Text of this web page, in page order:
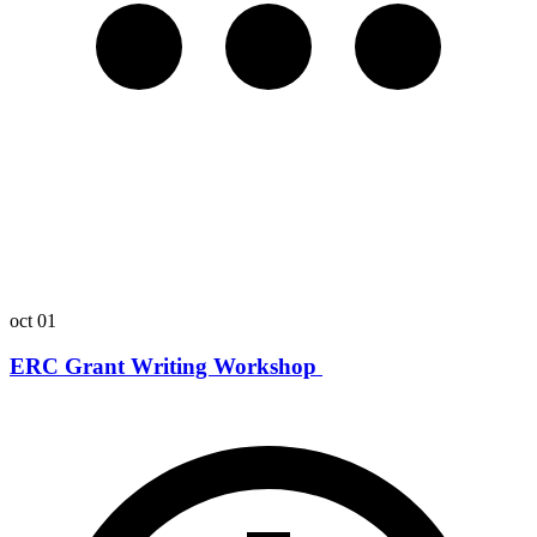
oct 01
ERC Grant Writing Workshop